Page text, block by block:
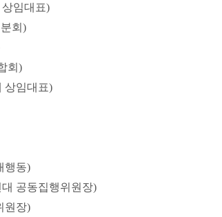
임대표)
회)
회)
상임대표)
행동)
공동집행위원장)
원장)